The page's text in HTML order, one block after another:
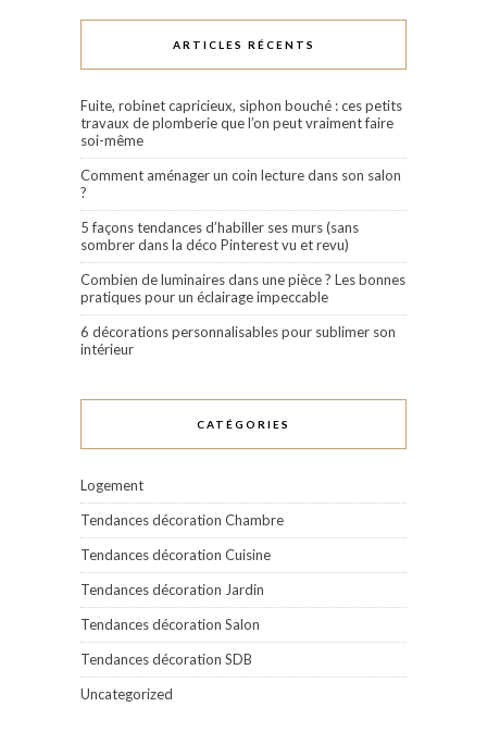
ARTICLES RÉCENTS
Fuite, robinet capricieux, siphon bouché : ces petits
travaux de plomberie que l’on peut vraiment faire
soi-même
Comment aménager un coin lecture dans son salon
?
5 façons tendances d’habiller ses murs (sans
sombrer dans la déco Pinterest vu et revu)
Combien de luminaires dans une pièce ? Les bonnes
pratiques pour un éclairage impeccable
6 décorations personnalisables pour sublimer son
intérieur
CATÉGORIES
Logement
Tendances décoration Chambre
Tendances décoration Cuisine
Tendances décoration Jardin
Tendances décoration Salon
Tendances décoration SDB
Uncategorized